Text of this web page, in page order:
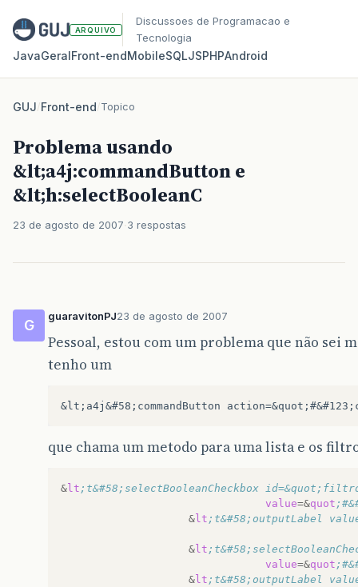
ARQUIVO
Discussoes de Programacao e
Tecnologia
JavaGeralFront‑endMobileSQLJSPHPAndroid
GUJ/Front-end/Topico
Problema usando
&lt;a4j:commandButton e
&lt;h:selectBooleanC
23 de agosto de 2007 3 respostas
G
guaravitonPJ23 de agosto de 2007
Pessoal, estou com um problema que não sei
tenho um
que chama um metodo para uma lista e os
& lt ;t&#58;selectBooleanCheckbox
value=&quot
& lt
& lt
value=&quot
& lt